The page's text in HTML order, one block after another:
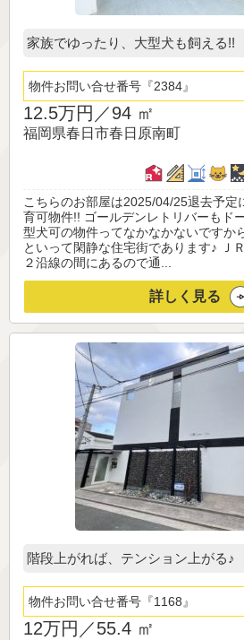
家族でゆったり、大型犬も飼える!!
物件お問い合せ番号 2384
12.5万円／94 ㎡
福岡県春日市春日原南町
こちらのお部屋は2025/04/25退去予定
育可物件!! ゴールデンレトリバーもド
型犬可の物件ってなかなかないですか
といって閑静な住宅街であります♪ Ｊ
２沿線の間にあるので通...
詳しく見る
階段上がれば、テンション上がる♪
物件お問い合せ番号 1168
12万円／55.4 ㎡